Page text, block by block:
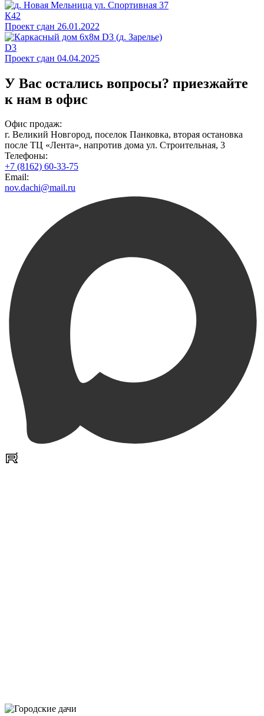
К42
Проект сдан 26.01.2022
D3
Проект сдан 04.04.2025
У Вас остались вопросы? приезжайте
к нам в офис
Офис продаж:
г. Великий Новгород, поселок Панковка, вторая остановка
после ТЦ «Лента», напротив дома ул. Строительная, 3
Телефоны:
+7 (8162) 60-33-75
Email:
nov.dachi@mail.ru